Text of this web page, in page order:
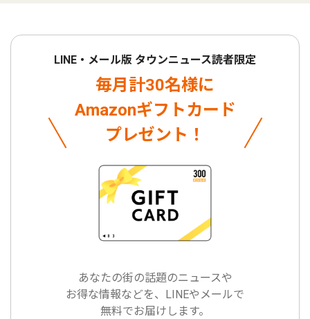
LINE・メール版 タウンニュース読者限定
毎月計30名様に
Amazonギフトカード
プレゼント！
あなたの街の話題のニュースや
お得な情報などを、LINEやメールで
無料でお届けします。